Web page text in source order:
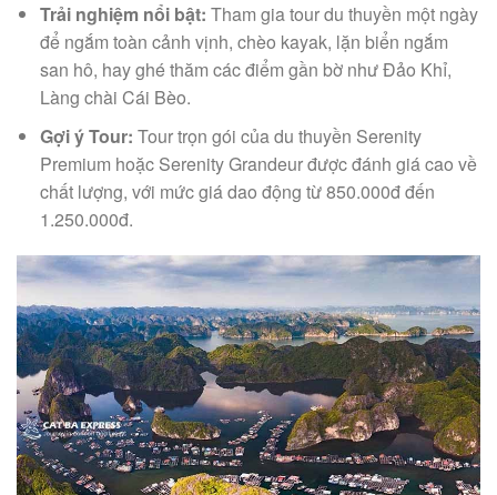
Trải nghiệm nổi bật: Tham gia tour du thuyền một ngày
để ngắm toàn cảnh vịnh, chèo kayak, lặn biển ngắm
san hô, hay ghé thăm các điểm gần bờ như Đảo Khỉ,
Làng chài Cái Bèo.
Gợi ý Tour: Tour trọn gói của du thuyền Serenity
Premium hoặc Serenity Grandeur được đánh giá cao về
chất lượng, với mức giá dao động từ 850.000đ đến
1.250.000đ.